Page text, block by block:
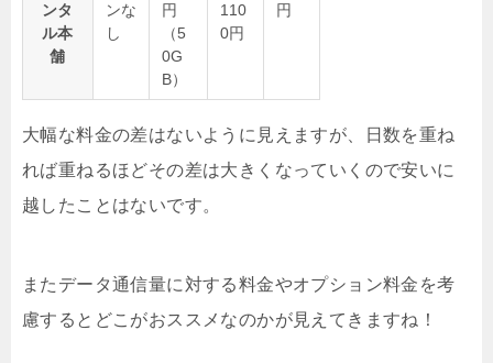
ンタ
ル本
舗
ンな
し
円
（5
0G
B）
110
0円
円
大幅な料金の差はないように見えますが、日数を重ね
れば重ねるほどその差は大きくなっていくので安いに
越したことはないです。
またデータ通信量に対する料金やオプション料金を考
慮するとどこがおススメなのかが見えてきますね！